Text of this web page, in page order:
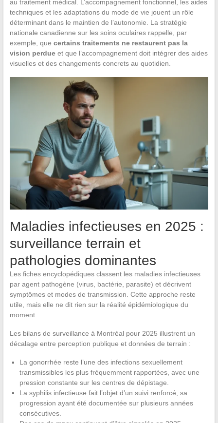
au traitement médical. L’accompagnement fonctionnel, les aides
techniques et les adaptations du mode de vie jouent un rôle
déterminant dans le maintien de l’autonomie. La stratégie
nationale canadienne sur les soins oculaires rappelle, par
exemple, que certains traitements ne restaurent pas la
vision perdueet que l’accompagnement doit intégrer des aides
visuelles et des changements concrets au quotidien.
Maladies infectieuses en 2025 :
surveillance terrain et
pathologies dominantes
Les fiches encyclopédiques classent les maladies infectieuses
par agent pathogène (virus, bactérie, parasite) et décrivent
symptômes et modes de transmission. Cette approche reste
utile, mais elle ne dit rien sur la réalité épidémiologique du
moment.
Les bilans de surveillance à Montréal pour 2025 illustrent un
décalage entre perception publique et données de terrain :
La gonorrhée reste l’une des infections sexuellement
transmissibles les plus fréquemment rapportées, avec une
pression constante sur les centres de dépistage.
La syphilis infectieuse fait l’objet d’un suivi renforcé, sa
progression ayant été documentée sur plusieurs années
consécutives.